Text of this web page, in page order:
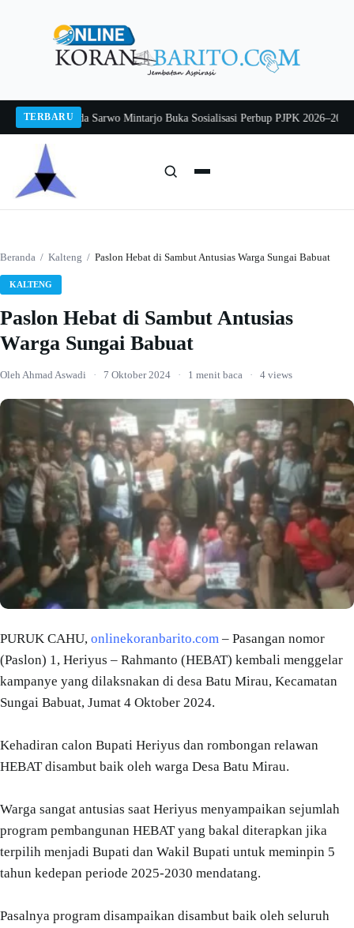
TERBARU
2026Pj Sekda Sarwo Mintarjo Buka Sosialisasi Perbup PJPK 2026–2030
Beranda / Kalteng / Paslon Hebat di Sambut Antusias Warga Sungai Babuat
KALTENG
Paslon Hebat di Sambut Antusias
Warga Sungai Babuat
Oleh Ahmad Aswadi · 7 Oktober 2024 · 1 menit baca · 4 views
PURUK CAHU, onlinekoranbarito.com – Pasangan nomor
(Paslon) 1, Heriyus – Rahmanto (HEBAT) kembali menggelar
kampanye yang dilaksnakan di desa Batu Mirau, Kecamatan
Sungai Babuat, Jumat 4 Oktober 2024.
Kehadiran calon Bupati Heriyus dan rombongan relawan
HEBAT disambut baik oleh warga Desa Batu Mirau.
Warga sangat antusias saat Heriyus menyampaikan sejumlah
program pembangunan HEBAT yang bakal diterapkan jika
terpilih menjadi Bupati dan Wakil Bupati untuk meminpin 5
tahun kedepan periode 2025-2030 mendatang.
Pasalnya program disampaikan disambut baik oleh seluruh